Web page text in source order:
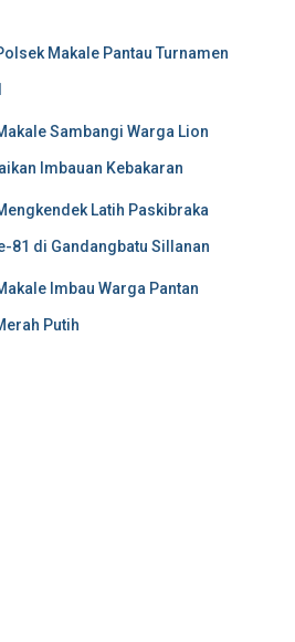
Makale Pantau Turnamen
Sambangi Warga Lion
Imbauan Kebakaran
Latih Paskibraka
81 di Gandangbatu Sillanan
Imbau Warga Pantan
Putih